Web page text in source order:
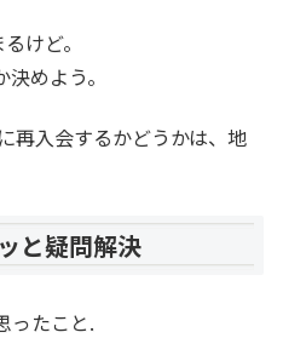
けど。
めよう。
再入会するかどうかは、地
と疑問解決
ったこと.